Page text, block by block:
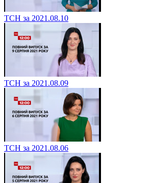
ТСН за 2021.08.10
ТСН за 2021.08.09
ТСН за 2021.08.06